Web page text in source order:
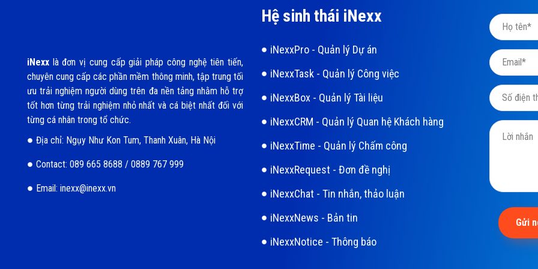
iNexx là đơn vị cung cấp giải pháp công nghệ tiên tiến,
chuyên cung cấp các phần mềm thông minh, tập trung tối
ưu trải nghiệm người dùng trên đa nền tảng nhằm hỗ trợ
tốt hơn từng trải nghiệm nhỏ nhất và cá biệt nhất đối với
từng cá nhân trong tổ chức.
Địa chỉ: Ngụy Như Kon Tum, Thanh Xuân, Hà Nội
Contact: 089 665 8688 / 0889 767 999
Email: inexx@inexx.vn
Hệ sinh thái iNexx
iNexxPro - Quản lý Dự án
iNexxTask - Quản lý Công việc
iNexxBox - Quản lý Tài liệu
iNexxCRM - Quản lý Quan hệ Khách hàng
iNexxTime - Quản lý Chấm công
iNexxRequest - Đơn đề nghị
iNexxChat - Tin nhắn, thảo luận
iNexxNews - Bản tin
iNexxNotice - Thông báo
Gửi